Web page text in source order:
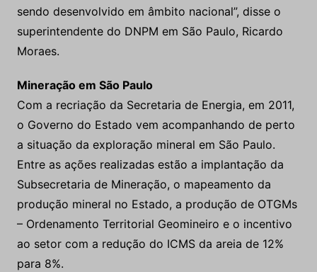
sendo desenvolvido em âmbito nacional”, disse o
superintendente do DNPM em São Paulo, Ricardo
Moraes.
Mineração em São Paulo
Com a recriação da Secretaria de Energia, em 2011,
o Governo do Estado vem acompanhando de perto
a situação da exploração mineral em São Paulo.
Entre as ações realizadas estão a implantação da
Subsecretaria de Mineração, o mapeamento da
produção mineral no Estado, a produção de OTGMs
– Ordenamento Territorial Geomineiro e o incentivo
ao setor com a redução do ICMS da areia de 12%
para 8%.